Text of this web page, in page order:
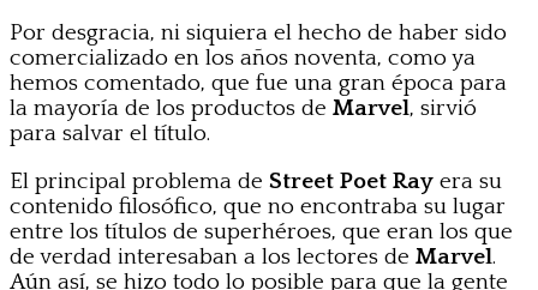
Por desgracia, ni siquiera el hecho de haber sido
comercializado en los años noventa, como ya
hemos comentado, que fue una gran época para
la mayoría de los productos de Marvel, sirvió
para salvar el título.
El principal problema de Street Poet Ray era su
contenido filosófico, que no encontraba su lugar
entre los títulos de superhéroes, que eran los que
de verdad interesaban a los lectores de Marvel.
Aún así, se hizo todo lo posible para que la gente